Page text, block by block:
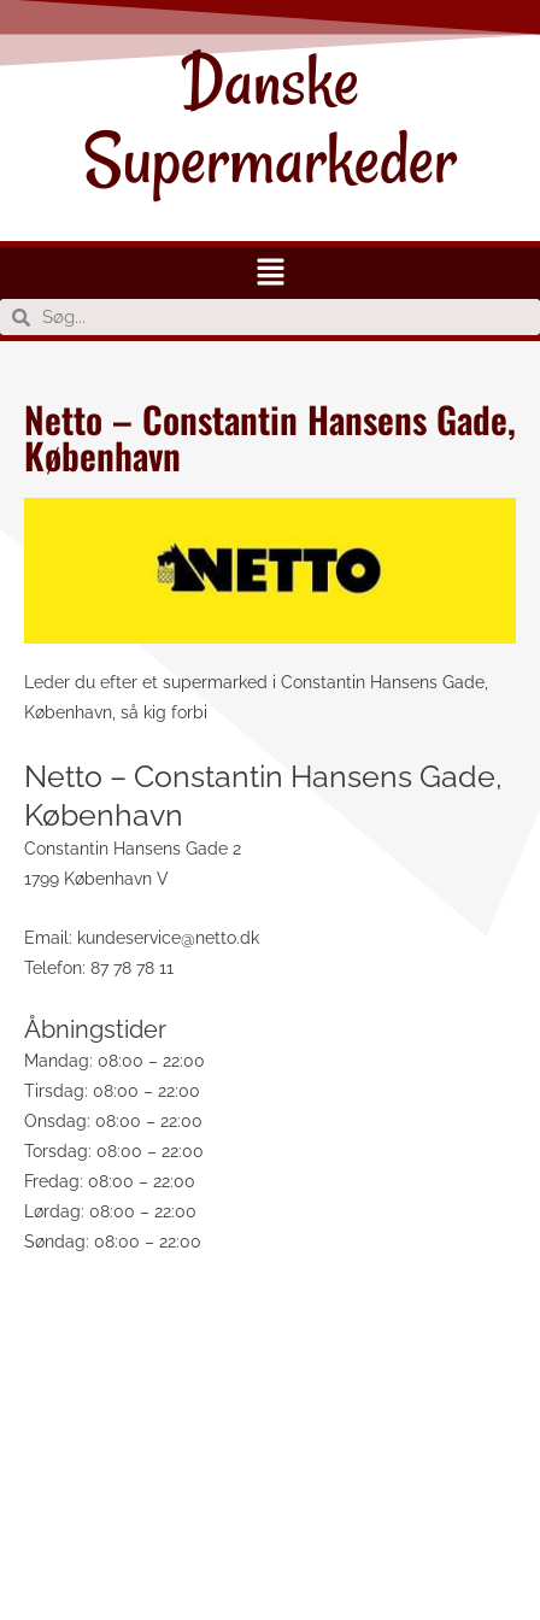
Danske
Supermarkeder
Netto – Constantin Hansens Gade,
København
Leder du efter et supermarked i Constantin Hansens Gade,
København, så kig forbi
Netto – Constantin Hansens Gade,
København
Constantin Hansens Gade 2
1799 København V
Email: kundeservice@netto.dk
Telefon: 87 78 78 11
Åbningstider
Mandag: 08:00 – 22:00
Tirsdag: 08:00 – 22:00
Onsdag: 08:00 – 22:00
Torsdag: 08:00 – 22:00
Fredag: 08:00 – 22:00
Lørdag: 08:00 – 22:00
Søndag: 08:00 – 22:00